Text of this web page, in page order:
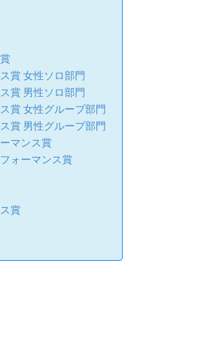
賞 女性ソロ部門
賞 男性ソロ部門
賞 女性グループ部門
賞 男性グループ部門
マンス賞
ォーマンス賞
賞